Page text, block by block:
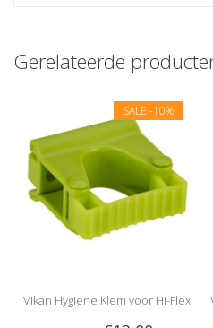
Gerelateerde
SALE -10%
Vikan Hygiene Klem voor Hi-Flex